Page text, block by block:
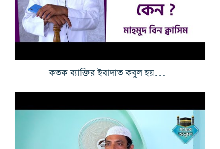
কতক ব্যাক্তির ইবাদাত কবুল হয়না এবং কেন